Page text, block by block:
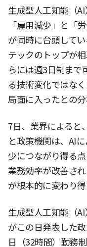
生成型人工知能（AI
「雇用減少」と「
が同時に台頭して
テックのトップが
らには週3日制まで
る技術変化ではな
局面に入ったとの
7日、業界によると
と政策機関は、AI
少につながり得る
業務効率が改善さ
が根本的に変わり
生成型人工知能（
がこの日発表した
日（32時間）勤務